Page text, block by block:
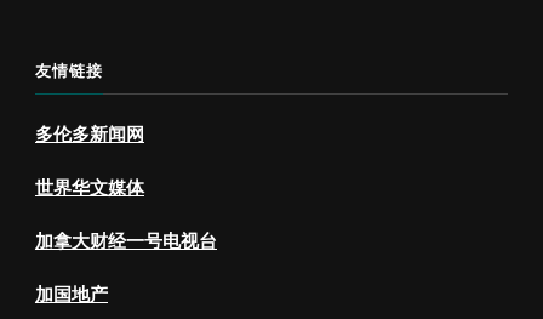
友情链接
多伦多新闻网
世界华文媒体
加拿大财经一号电视台
加国地产